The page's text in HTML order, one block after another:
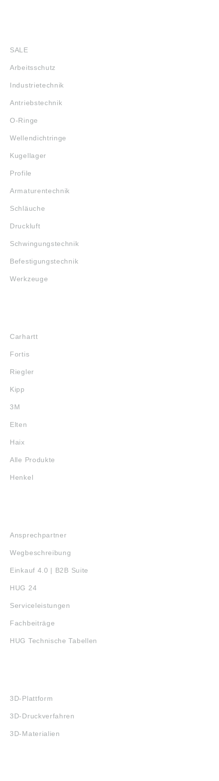
SALE
Arbeitsschutz
Industrietechnik
Antriebstechnik
O-Ringe
Wellendichtringe
Kugellager
Profile
Armaturentechnik
Schläuche
Druckluft
Schwingungstechnik
Befestigungstechnik
Werkzeuge
Carhartt
Fortis
Riegler
Kipp
3M
Elten
Haix
Alle Produkte
Henkel
Ansprechpartner
Wegbeschreibung
Einkauf 4.0 | B2B Suite
HUG 24
Serviceleistungen
Fachbeiträge
HUG Technische Tabellen
3D-Plattform
3D-Druckverfahren
3D-Materialien